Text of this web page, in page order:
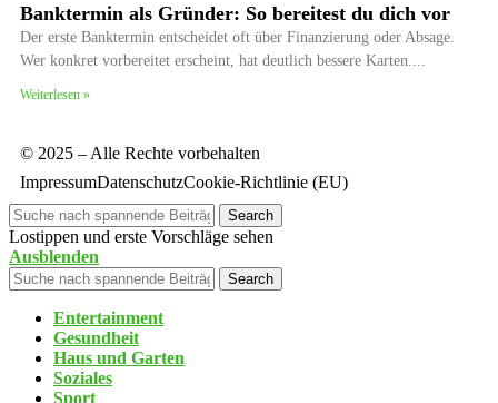
Banktermin als Gründer: So bereitest du dich vor
Der erste Banktermin entscheidet oft über Finanzierung oder Absage.
Wer konkret vorbereitet erscheint, hat deutlich bessere Karten.
Weiterlesen »
© 2025 – Alle Rechte vorbehalten
ImpressumDatenschutzCookie-Richtlinie (EU)
Search
Lostippen und erste Vorschläge sehen
Ausblenden
Search
Entertainment
Gesundheit
Haus und Garten
Soziales
Sport